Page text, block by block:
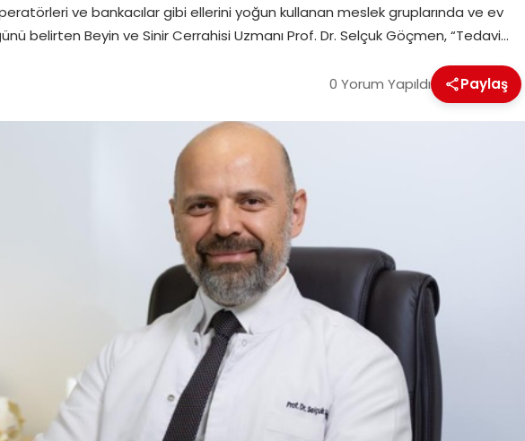
ve bankacılar gibi ellerini yoğun kullanan meslek gruplarında ve ev
belirten Beyin ve Sinir Cerrahisi Uzmanı Prof. Dr. Selçuk Göçmen, “Tedavi…
0 Yorum Yapıldı Paylaş